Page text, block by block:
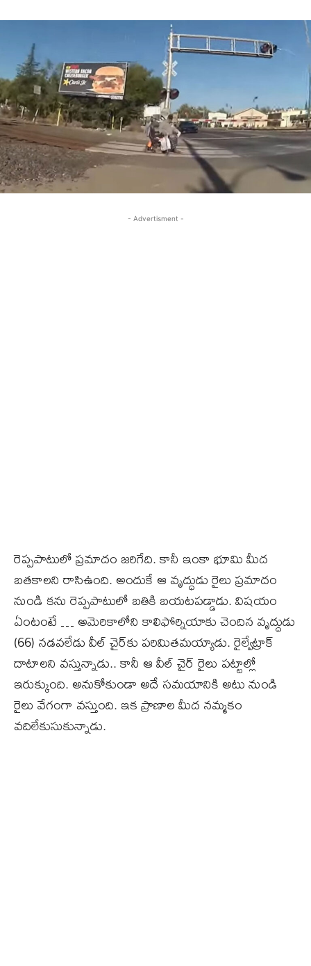
- Advertisment -
రెప్పపాటులో ప్రమాదం జరిగేది. కానీ ఇంకా భూమి మీద
బతకాలని రాసిఉంది. అందుకే ఆ వృద్ధుడు రైలు ప్రమాదం
నుండి కను రెప్పపాటులో బతికి బయటపడ్డాడు. విషయం
ఏంటంటే … అమెరికాలోని కాలిఫోర్నియాకు చెందిన వృద్ధుడు
(66) నడవలేడు వీల్‌ చైర్‌కు పరిమితమయ్యాడు. రైల్వేట్రాక్‌
దాటాలని వస్తున్నాడు.. కానీ ఆ వీల్‌ చైర్‌ రైలు పట్టాల్లో
ఇరుక్కుంది. అనుకోకుండా అదే సమయానికి అటు నుండి
రైలు వేగంగా వస్తుంది. ఇక ప్రాణాల మీద నమ్మకం
వదిలేకుసుకున్నాడు.